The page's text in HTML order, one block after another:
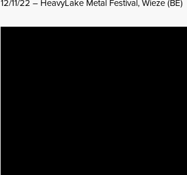
12/11/22 – HeavyLake Metal Festival, Wieze (BE)